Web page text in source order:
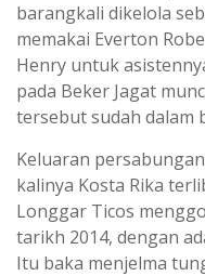
barangkali dikelola
memakai Everton
Henry untuk
pada Beker Jagat
tersebut sudah dalam
Keluaran
kalinya Kosta Rika
Longgar Ticos
tarikh 2014, dengan
Itu baka menjelma